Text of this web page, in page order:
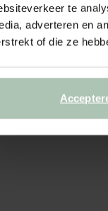
te
adverteren en
of die ze
kledingkast. Een
broek of